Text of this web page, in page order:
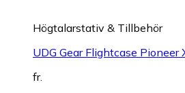
Högtalarstativ & Tillbehör
UDG Gear Flightcase Pioneer
fr.